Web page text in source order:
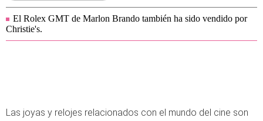
El Rolex GMT de Marlon Brando también ha sido vendido por
Christie's.
Las joyas y relojes relacionados con el mundo del cine son